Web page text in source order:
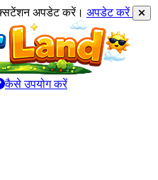
अपडेट करें। अपडेट करें
कैसे उपयोग करें